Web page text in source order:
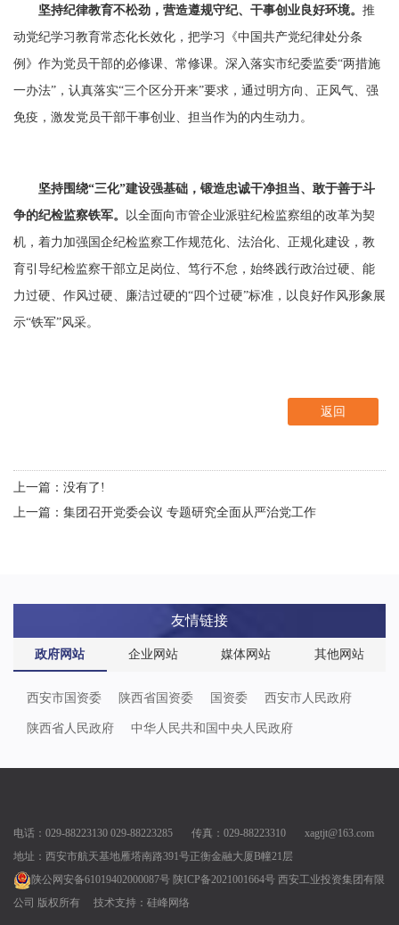
坚持纪律教育不松劲，营造遵规守纪、干事创业良好环境。 推
动党纪学习教育常态化长效化，把学习《中国共产党纪律处分条
例》作为党员干部的必修课、常修课。深入落实市纪委监委“两措施
一办法”，认真落实“三个区分开来”要求，通过明方向、正风气、强
免疫，激发党员干部干事创业、担当作为的内生动力。
坚持围绕“三化”建设强基础，锻造忠诚干净担当、敢于善于斗
争的纪检监察铁军。
以全面向市管企业派驻纪检监察组的改革为契
机，着力加强国企纪检监察工作规范化、法治化、正规化建设，教
育引导纪检监察干部立足岗位、笃行不怠，始终践行政治过硬、能
力过硬、作风过硬、廉洁过硬的“四个过硬”标准，以良好作风形象展
示“铁军”风采。
返回
上一篇：没有了!
上一篇：集团召开党委会议 专题研究全面从严治党工作
友情链接
政府网站 企业网站 媒体网站 其他网站
西安市国资委 陕西省国资委 国资委 西安市人民政府
陕西省人民政府 中华人民共和国中央人民政府
电话：029-88223130 029-88223285 传真：029-88223310 xagtjt@163.com
地址：西安市航天基地雁塔南路391号正衡金融大厦B幢21层
陕公网安备61019402000087号 陕ICP备2021001664号 西安工业投资集团有限
公司 版权所有
技术支持： 硅峰网络